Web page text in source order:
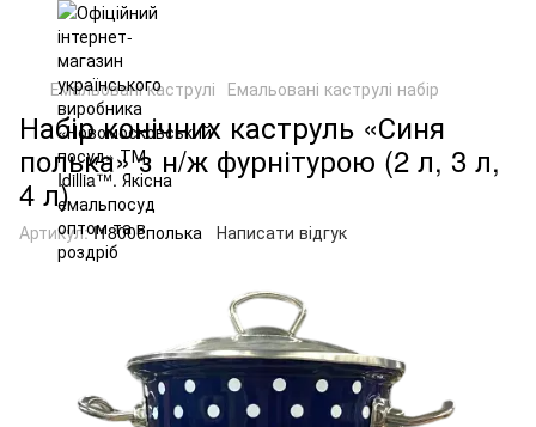
Емальовані каструлі Емальовані каструлі набір
Набір конічних каструль «Синя
полька» з н/ж фурнітурою (2 л, 3 л,
4 л)
Артикул:I1800сполька Написати відгук